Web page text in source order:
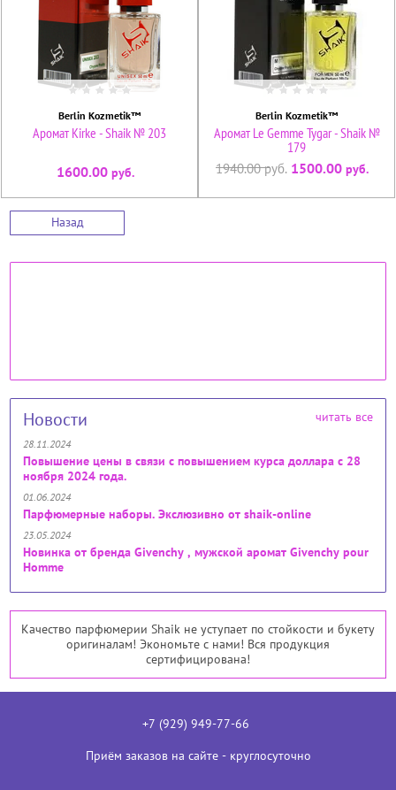
Berlin Kozmetik™
Аромат Kirke - Shaik № 203
1600.00руб.
Berlin Kozmetik™
Аромат Le Gemme Tygar - Shaik №
179
1940.00руб. 1500.00 руб.
Назад
Новости читать все
28.11.2024
Повышение цены в связи с повышением курса доллара с 28
ноября 2024 года.
01.06.2024
Парфюмерные наборы. Экслюзивно от shaik-online
23.05.2024
Новинка от бренда Givenchy , мужской аромат Givenchy pour
Homme
Качество парфюмерии Shaik не уступает по стойкости и букету
оригиналам! Экономьте с нами! Вся продукция
сертифицирована!
+7 (929) 949-77-66
Приём заказов на сайте - круглосуточно